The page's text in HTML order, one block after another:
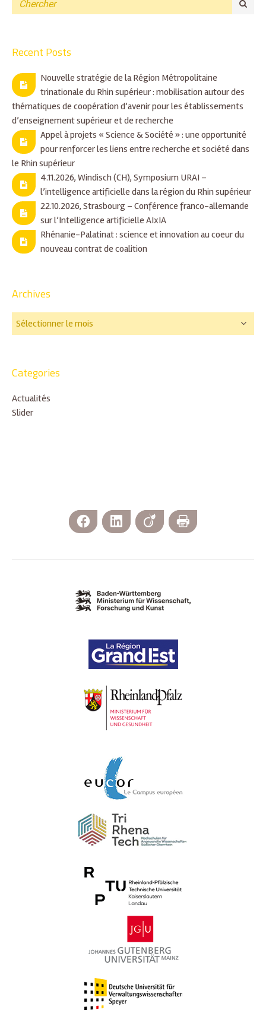
Recent Posts
Nouvelle stratégie de la Région Métropolitaine
trinationale du Rhin supérieur : mobilisation autour des
thématiques de coopération d’avenir pour les établissements
d’enseignement supérieur et de recherche
Appel à projets « Science & Société » : une opportunité
pour renforcer les liens entre recherche et société dans
le Rhin supérieur
4.11.2026, Windisch (CH), Symposium URAI –
l’intelligence artificielle dans la région du Rhin supérieur
22.10.2026, Strasbourg – Conférence franco-allemande
sur l’Intelligence artificielle AIxIA
Rhénanie-Palatinat : science et innovation au coeur du
nouveau contrat de coalition
Archives
Categories
Actualités
Slider
Facebook LinkedIn Viadeo